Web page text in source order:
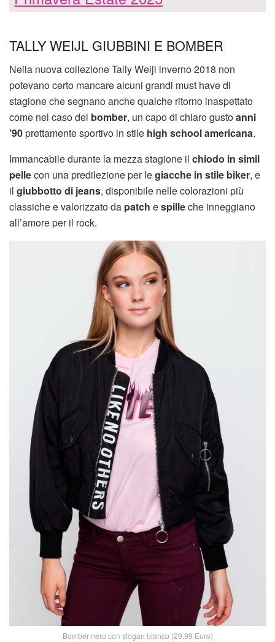
TALLY WEIJL GIUBBINI E BOMBER
Nella nuova collezione Tally Weijl inverno 2018 non
potevano certo mancare alcuni grandi must have di
stagione che segnano anche qualche ritorno inaspettato
come nel caso del bomber, un capo di chiaro gustoanni
’90prettamente sportivo in stile high school americana.
Immancabile durante la mezza stagione il chiodo in simil
pellecon una predilezione per legiacche in stile biker, e
il giubbotto di jeans, disponibile nelle colorazioni più
classiche e valorizzato da patch espilleche inneggiano
all’amore per il rock.
Bomber nero con slogan bianco (29,99 Euro)